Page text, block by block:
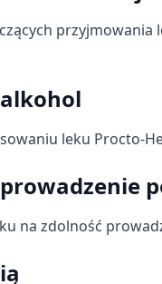
przyjmowania
leku Procto-
na zdolność